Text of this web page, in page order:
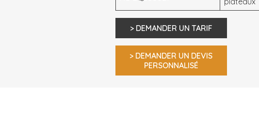
> DEMANDER UN TARIF
> DEMANDER UN DEVIS
PERSONNALISÉ